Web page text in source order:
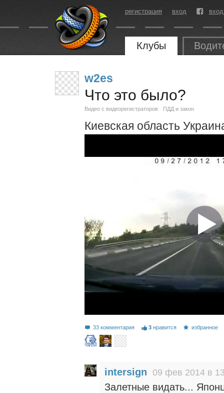
регистрация вход
Клубы
w2es
Что это было?
Видео с видеорегистраторов ПДД и закон
Киевская область
33 комментария 3 нравится избранное
intersign 09 фев 2014 в
Залетные видать...